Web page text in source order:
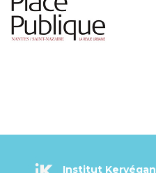
Institut Kervégan